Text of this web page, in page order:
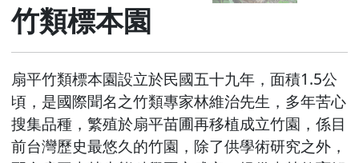
竹類標本園
扇平竹類標本園設立於民國五十九年，面積1.5公
頃，是國際聞名之竹類專家林維治先生，多年苦心
搜集品種，繁殖於扇平苗圃再移植成立竹園，係目
前台灣歷史最悠久的竹園，除了供學術研究之外，